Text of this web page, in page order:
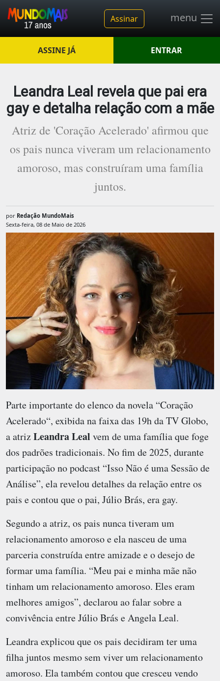
Assinar menu
ASSINE JÁ ENTRAR
Leandra Leal revela que pai era
gay e detalha relação com a mãe
Atriz de 'Coração Acelerado' afirmou que
os pais nunca viveram um relacionamento
amoroso, mas construíram uma família
juntos.
por Redação MundoMais
Sexta-feira, 08 de Maio de 2026
Parte importante do elenco da novela “Coração
Acelerado“, exibida na faixa das 19h da TV Globo,
a atrizLeandra Leal vem de uma família que foge
dos padrões tradicionais. No fim de 2025, durante
participação no podcast “Isso Não é uma Sessão de
Análise”, ela revelou detalhes da relação entre os
pais e contou que o pai, Júlio Brás, era gay.
Segundo a atriz, os pais nunca tiveram um
relacionamento amoroso e ela nasceu de uma
parceria construída entre amizade e o desejo de
formar uma família. “Meu pai e minha mãe não
tinham um relacionamento amoroso. Eles eram
melhores amigos”, declarou ao falar sobre a
convivência entre Júlio Brás e Angela Leal.
Leandra explicou que os pais decidiram ter uma
filha juntos mesmo sem viver um relacionamento
amoroso. Ela também contou que cresceu vendo